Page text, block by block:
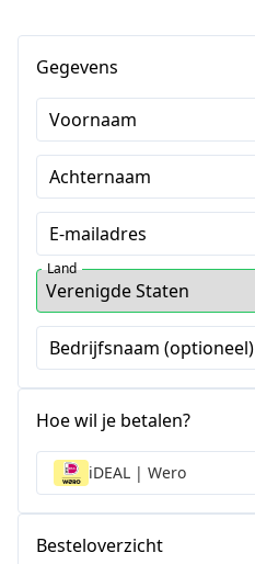
Gegevens
Voornaam
Achternaam
E-mailadres
Land
Bedrijfsnaam (optioneel)
Hoe wil je betalen?
iDEAL | Wero
Besteloverzicht